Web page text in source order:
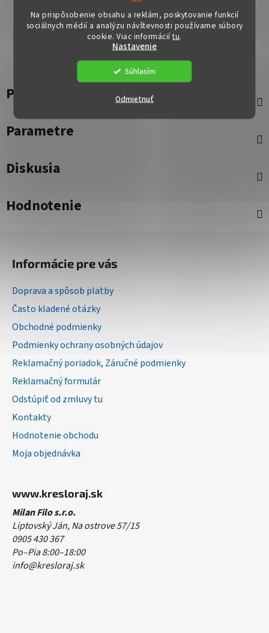
Na prispôsobenie obsahu a reklám, poskytovanie funkcií
sociálnych médií a analýzu návštevnosti používame súbory
cookie. Viac informáciítu.
Nastavenie
Odmietnuť
Súhlasím
Popis
Parametre
Diskusia
Hodnotenie
Informácie pre vás
Doprava a spôsob platby
Často kladené otázky
Obchodné podmienky
Podmienky ochrany osobných údajov
Reklamačný poriadok, Záručné podmienky
Reklamačný formulár
Odstúpiť od zmluvy tu
Kontakty
Hodnotenie obchodu
Moja objednávka
www.kresloraj.sk
Milan Filo s.r.o.
Liptovský Ján, Na ostrove 57/15
0905 430 367
Po–Pia 8:00–18:00
info@kresloraj.sk